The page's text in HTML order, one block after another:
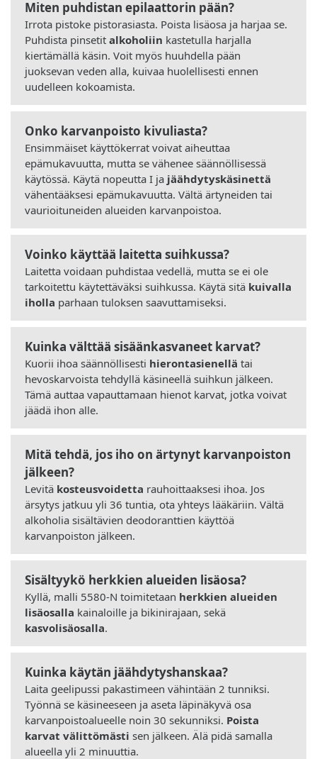
Miten puhdistan epilaattorin pään?
Irrota pistoke pistorasiasta. Poista lisäosa ja harjaa se.
Puhdista pinsetit alkoholiin kastetulla harjalla
kiertämällä käsin. Voit myös huuhdella pään
juoksevan veden alla, kuivaa huolellisesti ennen
uudelleen kokoamista.
Onko karvanpoisto kivuliasta?
Ensimmäiset käyttökerrat voivat aiheuttaa
epämukavuutta, mutta se vähenee säännöllisessä
käytössä. Käytä nopeutta I ja jäähdytyskäsinettä
vähentääksesi epämukavuutta. Vältä ärtyneiden tai
vaurioituneiden alueiden karvanpoistoa.
Voinko käyttää laitetta suihkussa?
Laitetta voidaan puhdistaa vedellä, mutta se ei ole
tarkoitettu käytettäväksi suihkussa. Käytä sitä kuivalla
iholla parhaan tuloksen saavuttamiseksi.
Kuinka välttää sisäänkasvaneet karvat?
Kuorii ihoa säännöllisesti hierontasienellä tai
hevoskarvoista tehdyllä käsineellä suihkun jälkeen.
Tämä auttaa vapauttamaan hienot karvat, jotka voivat
jäädä ihon alle.
Mitä tehdä, jos iho on ärtynyt karvanpoiston
jälkeen?
Levitä kosteusvoidetta rauhoittaaksesi ihoa. Jos
ärsytys jatkuu yli 36 tuntia, ota yhteys lääkäriin. Vältä
alkoholia sisältävien deodoranttien käyttöä
karvanpoiston jälkeen.
Sisältyykö herkkien alueiden lisäosa?
Kyllä, malli 5580-N toimitetaan herkkien alueiden
lisäosalla kainaloille ja bikinirajaan, sekä
kasvolisäosalla.
Kuinka käytän jäähdytyshanskaa?
Laita geelipussi pakastimeen vähintään 2 tunniksi.
Työnnä se käsineeseen ja aseta läpinäkyvä osa
karvanpoistoalueelle noin 30 sekunniksi. Poista
karvat välittömästi sen jälkeen. Älä pidä samalla
alueella yli 2 minuuttia.